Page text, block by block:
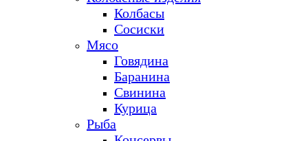
Колбасы
Сосиски
Мясо
Говядина
Баранина
Свинина
Курица
Рыба